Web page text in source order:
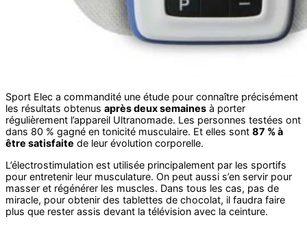
Sport Elec a commandité une étude pour connaître précisément
les résultats obtenus après deux semaines à porter
régulièrement l’appareil Ultranomade. Les personnes testées ont
dans 80 % gagné en tonicité musculaire. Et elles sont 87 % à
être satisfaite de leur évolution corporelle.
L’électrostimulation est utilisée principalement par les sportifs
pour entretenir leur musculature. On peut aussi s’en servir pour
masser et régénérer les muscles. Dans tous les cas, pas de
miracle, pour obtenir des tablettes de chocolat, il faudra faire
plus que rester assis devant la télévision avec la ceinture.